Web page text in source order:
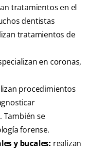
tratamientos en el
dentistas
tratamientos de
en coronas,
procedimientos
También se
forense.
y bucales: realizan